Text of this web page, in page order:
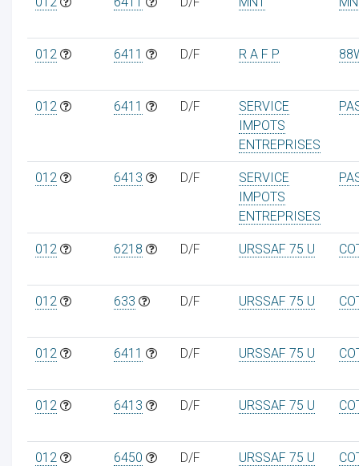
012 6411 D/F R A F P
012 6411 D/F
SERVICE
IMPOTS
ENTREPRISES
012 6413 D/F
SERVICE
IMPOTS
ENTREPRISES
012 6218 D/F URSSAF 75 U
012 633 D/F URSSAF 75 U
012 6411 D/F URSSAF 75 U
012 6413 D/F URSSAF 75 U
012 6450 D/F URSSAF 75 U